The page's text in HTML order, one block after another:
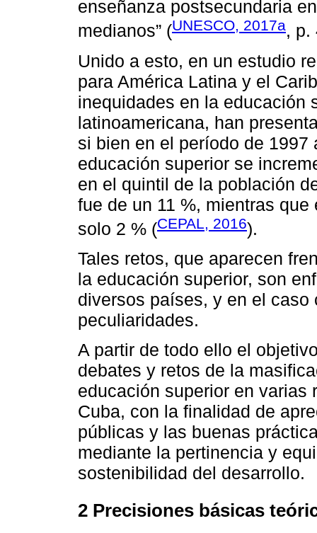
enseñanza postsecundaria
medianos” (UNESCO, 2017a, p.
Unido a esto, en un estudio
para América Latina y el
inequidades en la educación
latinoamericana, han
si bien en el período de
educación superior se
en el quintil de la población
fue de un 11 %, mientras
solo 2 % (CEPAL, 2016).
Tales retos, que aparecen
la educación superior, son
diversos países, y en el caso
peculiaridades.
A partir de todo ello el
debates y retos de la
educación superior en varias
Cuba, con la finalidad de
públicas y las buenas
mediante la pertinencia y
sostenibilidad del desarrollo.
2 Precisiones básicas